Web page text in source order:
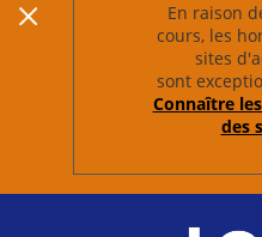
En raison
cours, les
sites
sont
Connaître
des